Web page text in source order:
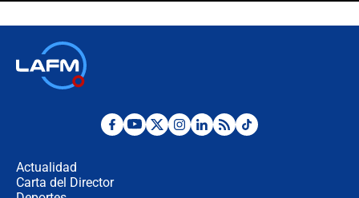
Desde dermatitis hasta infecciones:
Actualidad
Carta del Director